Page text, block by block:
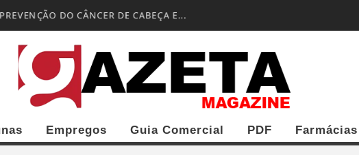
DO CÂNCER DE CABEÇA E...
Empregos Guia Comercial PDF